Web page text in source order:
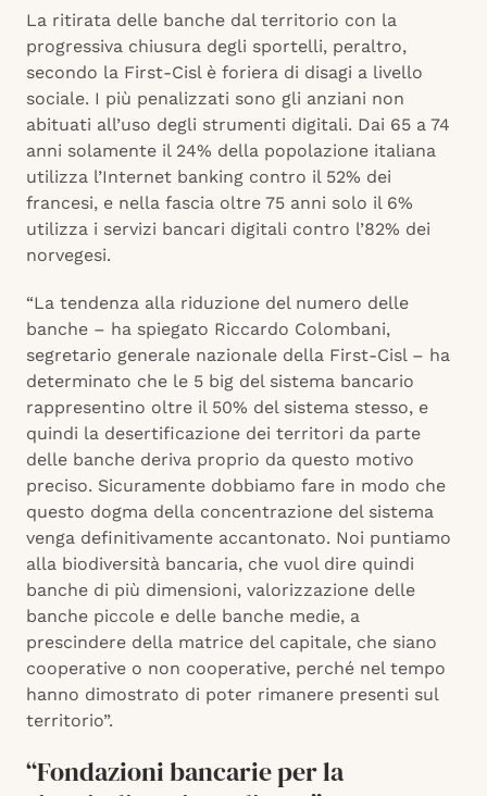
La ritirata delle banche dal territorio con la
progressiva chiusura degli sportelli, peraltro,
secondo la First-Cisl è foriera di disagi a livello
sociale. I più penalizzati sono gli anziani non
abituati all’uso degli strumenti digitali. Dai 65 a 74
anni solamente il 24% della popolazione italiana
utilizza l’Internet banking contro il 52% dei
francesi, e nella fascia oltre 75 anni solo il 6%
utilizza i servizi bancari digitali contro l’82% dei
norvegesi.
“La tendenza alla riduzione del numero delle
banche – ha spiegato Riccardo Colombani,
segretario generale nazionale della First-Cisl – ha
determinato che le 5 big del sistema bancario
rappresentino oltre il 50% del sistema stesso, e
quindi la desertificazione dei territori da parte
delle banche deriva proprio da questo motivo
preciso. Sicuramente dobbiamo fare in modo che
questo dogma della concentrazione del sistema
venga definitivamente accantonato. Noi puntiamo
alla biodiversità bancaria, che vuol dire quindi
banche di più dimensioni, valorizzazione delle
banche piccole e delle banche medie, a
prescindere della matrice del capitale, che siano
cooperative o non cooperative, perché nel tempo
hanno dimostrato di poter rimanere presenti sul
territorio”.
“Fondazioni bancarie per la